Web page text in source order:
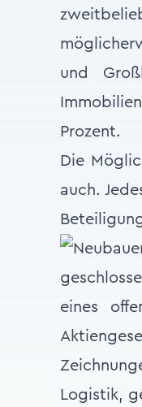
und
Prozent.
Die
auch.
eines
Logistik,